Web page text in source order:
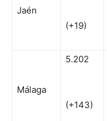
Jaén
(+19)
Málaga
5.202
(+143)